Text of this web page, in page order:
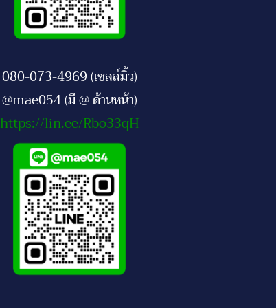
080-073-4969 (เซลล์มิ้ว)
@mae054 (มี @ ด้านหน้า)
https://lin.ee/Rbo33qH